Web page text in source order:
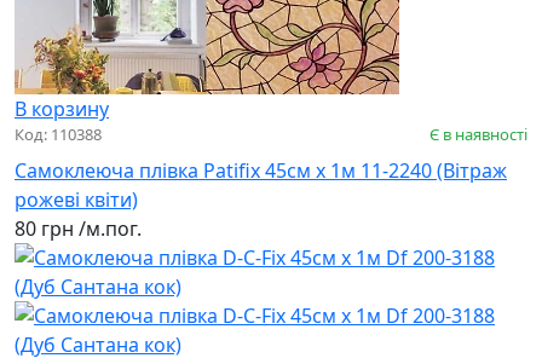
В корзину
Код: 110388 Є в наявності
Самоклеюча плівка Patifix 45см х 1м 11-2240 (Вітраж
рожеві квіти)
80 грн /м.пог.